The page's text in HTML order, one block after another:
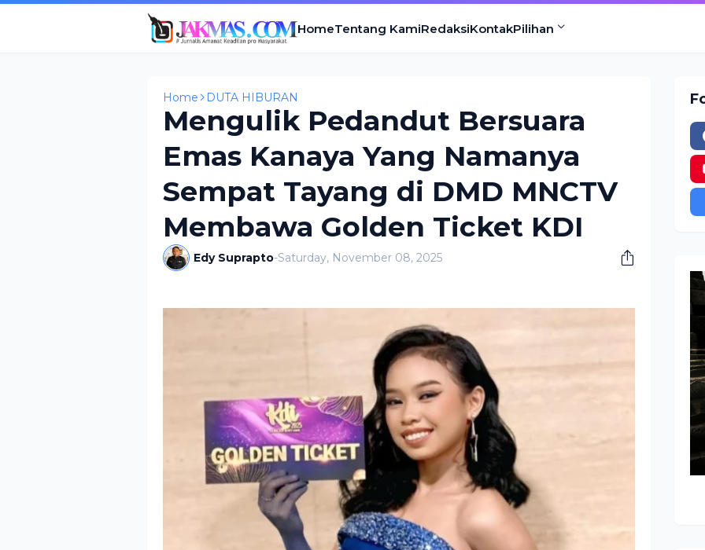
HomeTentang KamiRedaksiKontakPilihan
Home DUTA HIBURAN
Mengulik Pedandut Bersuara
Emas Kanaya Yang Namanya
Sempat Tayang di DMD MNCTV
Membawa Golden Ticket KDI
Edy Suprapto-Saturday, November 08, 2025